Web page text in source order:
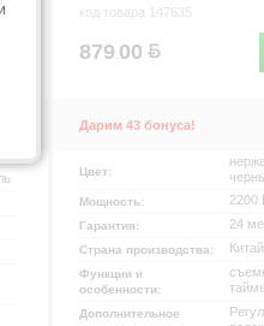
код товара 147635
879.00
Дарим 43 бонуса!
Цвет:
Мощность: 2200
Гарантия: 24
Страна производства: Китай
Функции и
особенности:
Дополнительное